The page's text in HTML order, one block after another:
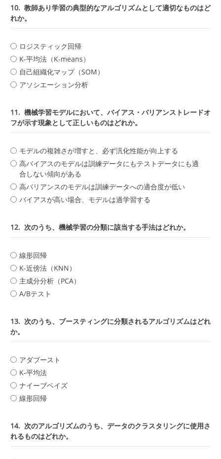
10. 教師あり学習の典型的なアルゴリズムとして適切なものはど
れか。
ロジスティック回帰
K-平均法（K-means）
自己組織化マップ（SOM）
アソシエーション分析
11. 機械学習モデルにおいて、バイアス・バリアンストレードオ
フが示す現象として正しいものはどれか。
モデルの複雑さが増すと、必ず汎化性能が向上する
高バイアスのモデルは訓練データにもテストデータにも適
合しない傾向がある
高バリアンスのモデルは訓練データへの適合度が低い
バイアスが高い場合、モデルは過学習する
12. 次のうち、機械学習の分類に該当する手法はどれか。
線形回帰
K-近傍法（KNN）
主成分分析（PCA）
A/Bテスト
13. 次のうち、ブースティングに分類されるアルゴリズムはどれ
か。
アダブースト
K-平均法
ナイーブベイズ
線形回帰
14. 次のアルゴリズムのうち、データのクラスタリングに使用さ
れるものはどれか。